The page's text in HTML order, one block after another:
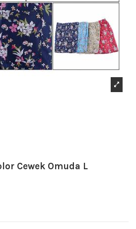
Cewek Omuda L